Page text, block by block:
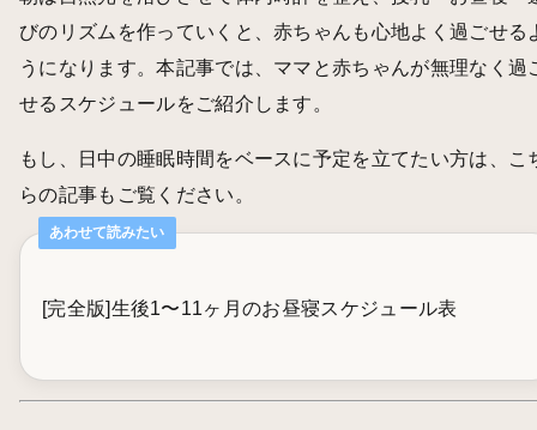
びのリズムを作っていくと、赤ちゃんも心地よく過ごせる
うになります。本記事では、ママと赤ちゃんが無理なく過
せるスケジュールをご紹介します。
もし、日中の睡眠時間をベースに予定を立てたい方は、こ
らの記事もご覧ください。
あわせて読みたい
[完全版]生後1〜11ヶ月のお昼寝スケジュール表